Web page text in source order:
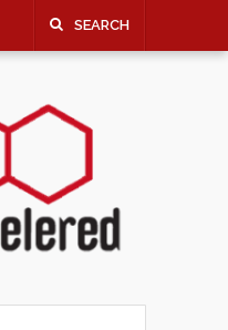
SEARCH